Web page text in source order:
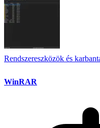
Rendszereszközök és
WinRAR